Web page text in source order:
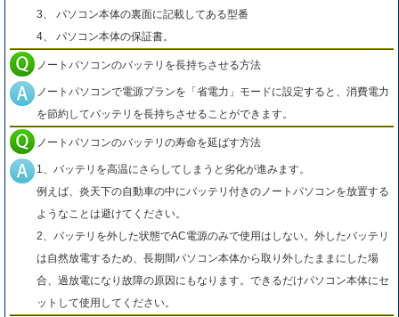
3、 パソコン本体の裏面に記載してある型番
4、 パソコン本体の保証書。
ノートパソコンのバッテリを長持ちさせる方法
ノートパソコンで電源プランを「省電力」モードに設定すると、消費電力
を節約してバッテリを長持ちさせることができます。
ノートパソコンのバッテリの寿命を延ばす方法
1、バッテリを高温にさらしてしまうと劣化が進みます。
例えば、炎天下の自動車の中にバッテリ付きのノートパソコンを放置する
ようなことは避けてください。
2、バッテリを外した状態でAC電源のみで使用はしない。外したバッテリ
は自然放電するため、長期間パソコン本体から取り外したままにした場
合、過放電になり故障の原因にもなります。できるだけパソコン本体にセ
ットして使用してください。